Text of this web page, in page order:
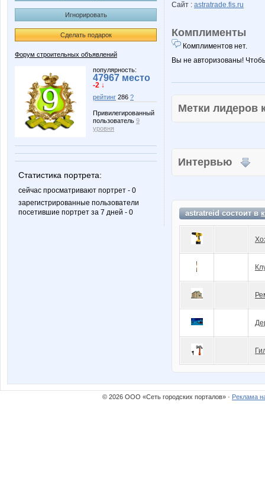
Игнорировать
Сделать подарок
Форум строительных объявлений
популярность:
47967 место
-2 ↓
рейтинг 286 ?
Привилегированный
пользователь 9
уровня
Статистика портрета:
сейчас просматривают портрет - 0
зарегистрированные пользователи
посетившие портрет за 7 дней - 0
Сайт : astratrade.fis.ru
Комплименты
Комплиментов нет.
Вы не авторизованы!
Метки
Интервью
astratreid состоит в
© 2026 ООО «Сеть городских порталов» · Реклама